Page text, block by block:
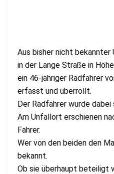
Aus bisher nicht
in der Lange Straße in
ein 46-jähriger Radfahrer
erfasst und überrollt.
Der Radfahrer wurde
Am Unfallort erschienen
Fahrer.
Wer von den beiden den
bekannt.
Ob sie überhaupt beteiligt